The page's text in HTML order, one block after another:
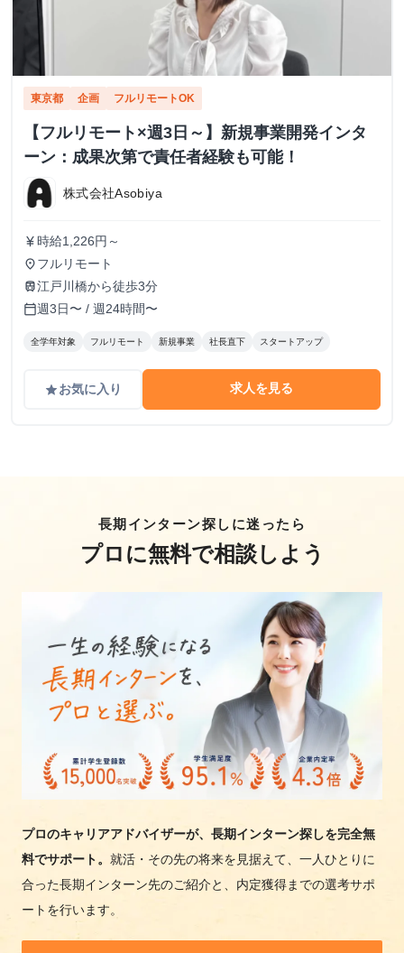
東京都 企画 フルリモートOK
【フルリモート×週3日～】新規事業開発インタ
ーン：成果次第で責任者経験も可能！
株式会社Asobiya
currency_yen 時給1,226円～
place フルリモート
train江戸川橋から徒歩3分
calendar_today週3日〜 / 週24時間〜
全学年対象 フルリモート 新規事業 社長直下 スタートアップ
gradeお気に入り 求人を見る
長期インターン探しに迷ったら
プロに無料で相談しよう
プロのキャリアアドバイザーが、長期インターン探しを完全無
料でサポート。 就活・その先の将来を見据えて、一人ひとりに
合った長期インターン先のご紹介と、内定獲得までの選考サポ
ートを行います。